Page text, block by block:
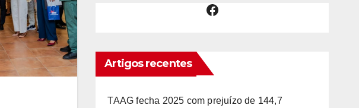
Facebook
Artigos recentes
TAAG fecha 2025 com prejuízo de 144,7